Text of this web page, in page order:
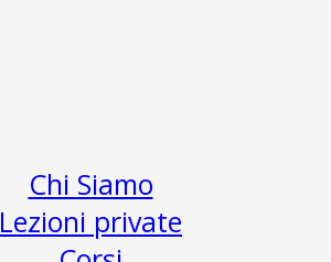
Chi Siamo
Lezioni private